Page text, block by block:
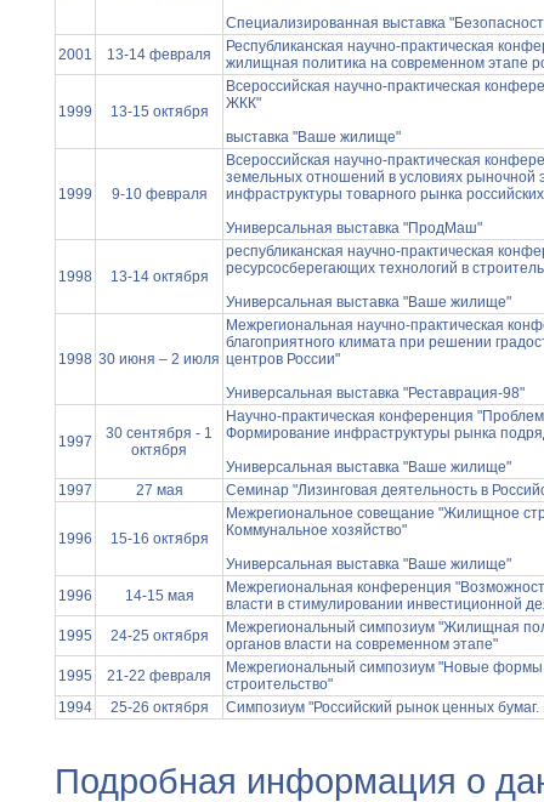
Специализированная выставка
2001
13-14 февраля
Республиканская научно-практическая
жилищная политика на современном этапе
1999 13-15 октября
Всероссийская научно-практическая
ЖКК"
выставка "Ваше жилище"
1999 9-10 февраля
Всероссийская научно-практическая
земельных отношений в условиях рыночной
инфраструктуры товарного рынка
Универсальная выставка "ПродМаш"
1998 13-14 октября
республиканская научно-практическая
ресурсосберегающих технологий в
Универсальная выставка "Ваше жилище"
1998 30 июня – 2 июля
Межрегиональная научно-практическая
благоприятного климата при решении
центров России"
Универсальная выставка "Реставрация-98"
1997
30 сентября - 1
октября
Научно-практическая конференция
Формирование инфраструктуры рынка
Универсальная выставка "Ваше жилище"
1997
27 мая Семинар "Лизинговая деятельность в
1996 15-16 октября
Межрегиональное совещание "Жилищное
Коммунальное хозяйство"
Универсальная выставка "Ваше жилище"
1996
14-15 мая
Межрегиональная конференция
власти в стимулировании инвестиционной
1995
24-25 октября
Межрегиональный симпозиум "Жилищная
органов власти на современном этапе"
1995
21-22 февраля
Межрегиональный симпозиум "Новые
строительство"
1994
25-26 октября Симпозиум "Российский рынок ценных бумаг.
Подробная информация о